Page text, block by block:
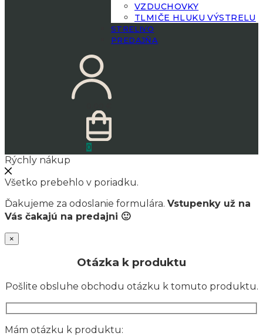
VZDUCHOVKY
TLMIČE HLUKU VÝSTRELU
STRELIVO
PREDAJŇA
0
Rýchly nákup
Všetko prebehlo v poriadku.
Ďakujeme za odoslanie formulára. Vstupenky už na
Vás čakajú na predajni 🙂
×
Otázka k produktu
Pošlite obsluhe obchodu otázku k tomuto produktu.
Mám otázku k produktu: